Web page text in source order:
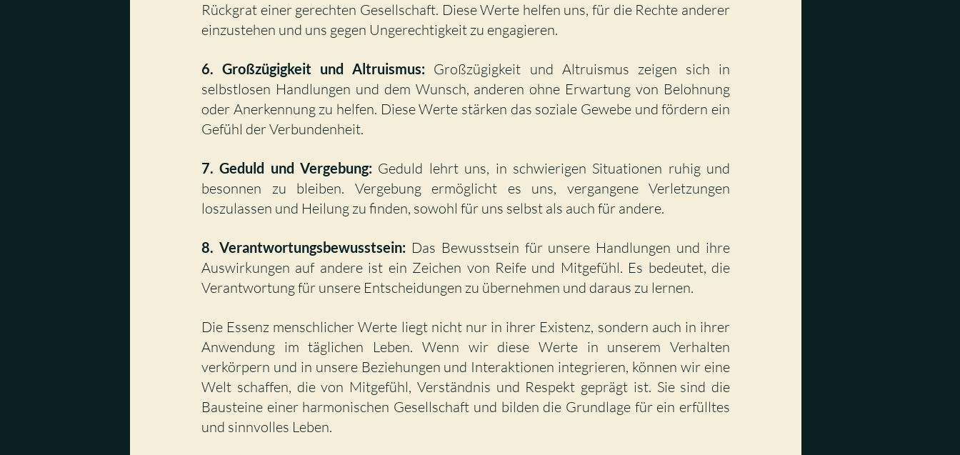
Rückgrat einer gerechten Gesellschaft. Diese Werte helfen uns, für die Rechte anderer
einzustehen und uns gegen Ungerechtigkeit zu engagieren.
6. Großzügigkeit und Altruismus: Großzügigkeit und Altruismus zeigen sich in
selbstlosen Handlungen und dem Wunsch, anderen ohne Erwartung von Belohnung
oder Anerkennung zu helfen. Diese Werte stärken das soziale Gewebe und fördern ein
Gefühl der Verbundenheit.
7. Geduld und Vergebung: Geduld lehrt uns, in schwierigen Situationen ruhig und
besonnen zu bleiben. Vergebung ermöglicht es uns, vergangene Verletzungen
loszulassen und Heilung zu finden, sowohl für uns selbst als auch für andere.
8. Verantwortungsbewusstsein: Das Bewusstsein für unsere Handlungen und ihre
Auswirkungen auf andere ist ein Zeichen von Reife und Mitgefühl. Es bedeutet, die
Verantwortung für unsere Entscheidungen zu übernehmen und daraus zu lernen.
Die Essenz menschlicher Werte liegt nicht nur in ihrer Existenz, sondern auch in ihrer
Anwendung im täglichen Leben. Wenn wir diese Werte in unserem Verhalten
verkörpern und in unsere Beziehungen und Interaktionen integrieren, können wir eine
Welt schaffen, die von Mitgefühl, Verständnis und Respekt geprägt ist. Sie sind die
Bausteine einer harmonischen Gesellschaft und bilden die Grundlage für ein erfülltes
und sinnvolles Leben.